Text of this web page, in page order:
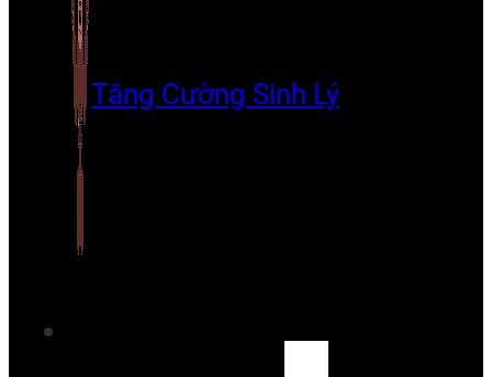
Tăng Cường Sinh Lý